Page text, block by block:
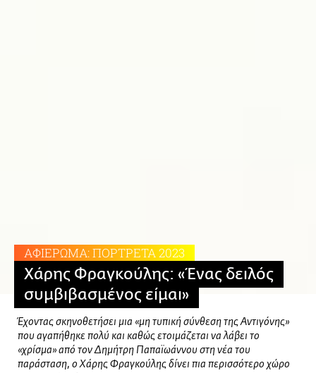
ΑΦΙΕΡΩΜΑ: ΠΟΡΤΡΕΤΑ 2023
Χάρης Φραγκούλης: «Ένας δειλός
συμβιβασμένος είμαι»
Έχοντας σκηνοθετήσει μια «μη τυπική σύνθεση της Αντιγόνης»
που αγαπήθηκε πολύ και καθώς ετοιμάζεται να λάβει το
«χρίσμα» από τον Δημήτρη Παπαϊωάννου στη νέα του
παράσταση, ο Χάρης Φραγκούλης δίνει πια περισσότερο χώρο